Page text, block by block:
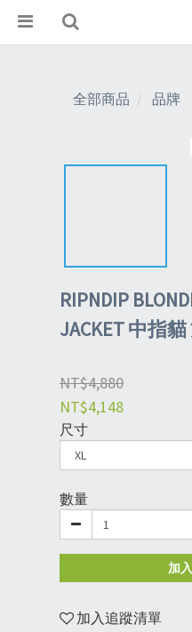
全部商品 品牌
RIPNDIP
JACKET 中指
NT$4,880
NT$4,148
尺寸
數量
加
加入追蹤清單